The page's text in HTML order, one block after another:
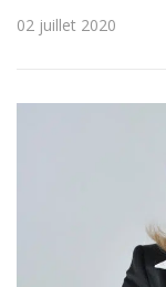
02 juillet 2020